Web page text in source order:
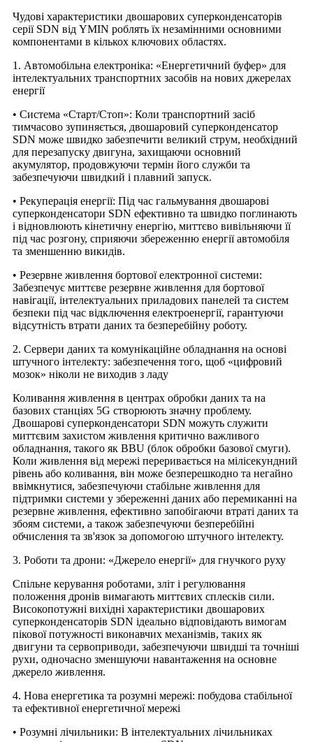
Чудові характеристики двошарових суперконденсаторів
серії SDN від YMIN роблять їх незамінними основними
компонентами в кількох ключових областях.
1. Автомобільна електроніка: «Енергетичний буфер» для
інтелектуальних транспортних засобів на нових джерелах
енергії
• Система «Старт/Стоп»: Коли транспортний засіб
тимчасово зупиняється, двошаровий суперконденсатор
SDN може швидко забезпечити великий струм, необхідний
для перезапуску двигуна, захищаючи основний
акумулятор, продовжуючи термін його служби та
забезпечуючи швидкий і плавний запуск.
• Рекуперація енергії: Під час гальмування двошарові
суперконденсатори SDN ефективно та швидко поглинають
і відновлюють кінетичну енергію, миттєво вивільняючи її
під час розгону, сприяючи збереженню енергії автомобіля
та зменшенню викидів.
• Резервне живлення бортової електронної системи:
Забезпечує миттєве резервне живлення для бортової
навігації, інтелектуальних приладових панелей та систем
безпеки під час відключення електроенергії, гарантуючи
відсутність втрати даних та безперебійну роботу.
2. Сервери даних та комунікаційне обладнання на основі
штучного інтелекту: забезпечення того, щоб «цифровий
мозок» ніколи не виходив з ладу
Коливання живлення в центрах обробки даних та на
базових станціях 5G створюють значну проблему.
Двошарові суперконденсатори SDN можуть служити
миттєвим захистом живлення критично важливого
обладнання, такого як BBU (блок обробки базової смуги).
Коли живлення від мережі переривається на мілісекундний
рівень або коливання, він може безперешкодно та негайно
ввімкнутися, забезпечуючи стабільне живлення для
підтримки системи у збереженні даних або перемиканні на
резервне живлення, ефективно запобігаючи втраті даних та
збоям системи, а також забезпечуючи безперебійні
обчислення та зв'язок за допомогою штучного інтелекту.
3. Роботи та дрони: «Джерело енергії» для гнучкого руху
Спільне керування роботами, зліт і регулювання
положення дронів вимагають миттєвих сплесків сили.
Високопотужні вихідні характеристики двошарових
суперконденсаторів SDN ідеально відповідають вимогам
пікової потужності виконавчих механізмів, таких як
двигуни та сервоприводи, забезпечуючи швидші та точніші
рухи, одночасно зменшуючи навантаження на основне
джерело живлення.
4. Нова енергетика та розумні мережі: побудова стабільної
та ефективної енергетичної мережі
• Розумні лічильники: В інтелектуальних лічильниках